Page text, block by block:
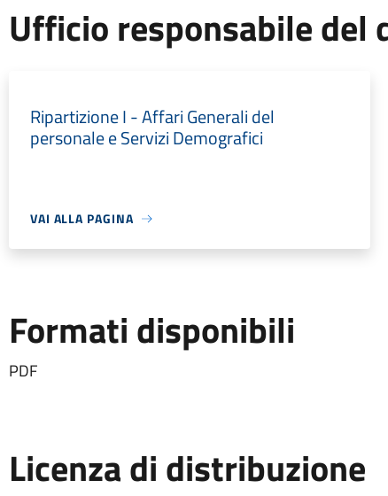
Ufficio responsabile del
Ripartizione I - Affari Generali del
personale e Servizi Demografici
VAI ALLA PAGINA
Formati disponibili
PDF
Licenza di distribuzione